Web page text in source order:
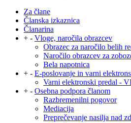
Za člane
Članska izkaznica
Članarina
+ - Vloge, naročila obrazcev
Obrazec za naročilo belih
Naročilo obrazcev za
Bela napotnica
+ - E-poslovanje in varni
Varni elektronski predal -
+ - Osebna podpora članom
Razbremenilni pogovor
Mediacija
Preprečevanje nasilja nad